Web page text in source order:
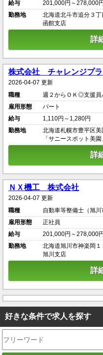
給与
201,000円～278,000円
勤務地
北海道北斗市追分３
函館支店
詳
株式会社 チャレンジプラ
2026-04-07 更新
職種
週２からＯＫ◎支援員
雇用形態
パート
給与
1,110円～1,280円
勤務地
北海道札幌市豊平区
「サニースポット美園
詳
ＮＸ機工 株式会社
2026-04-07 更新
職種
自動車等整備士（旭川
雇用形態
正社員
給与
201,000円～278,000円
勤務地
北海道旭川市神楽岡
旭川支店
詳
好きな条件で求人を探す